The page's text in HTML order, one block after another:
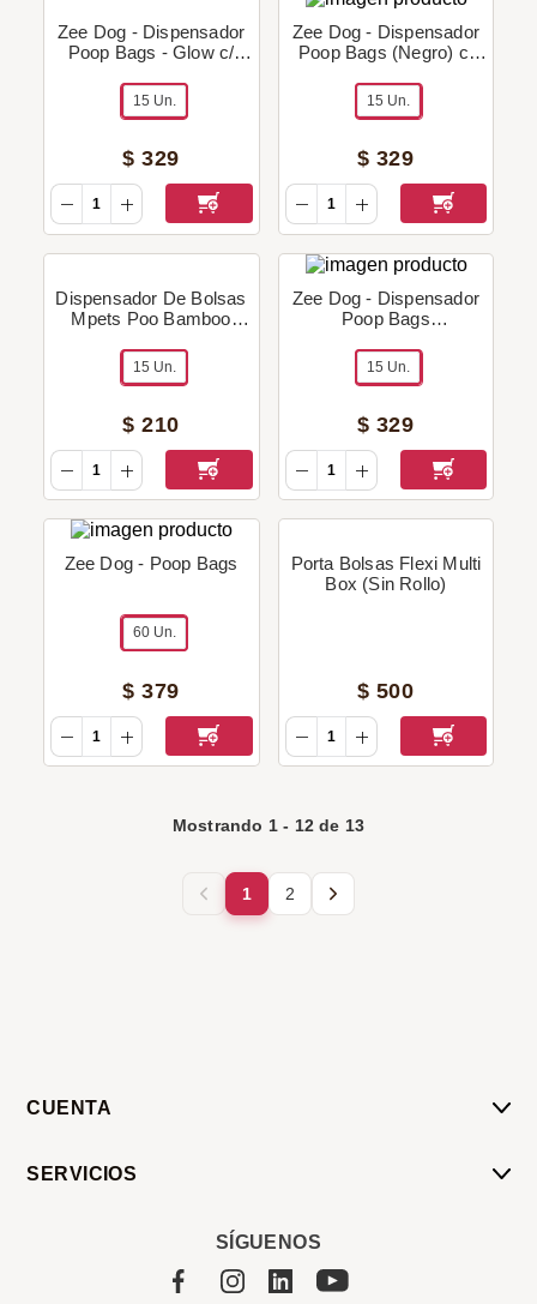
Zee Dog - Dispensador
Poop Bags - Glow c/
15 Un.
$ 329
Zee Dog - Dispensador
Poop Bags (Negro) c/
15 Un.
$ 329
Dispensador De Bolsas
Mpets Poo Bamboo
15 Un.
$ 210
Zee Dog - Dispensador
Poop Bags
15 Un.
$ 329
Zee Dog - Poop Bags
60 Un.
$ 379
Porta Bolsas Flexi Multi
Box (Sin Rollo)
$ 500
Mostrando 1- 12 de 13
1 2
CUENTA
SERVICIOS
SÍGUENOS